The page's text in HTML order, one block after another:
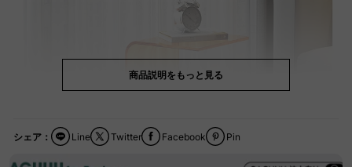
商品説明をもっと見る
シェア： Facebook
Twitter Pin
Line